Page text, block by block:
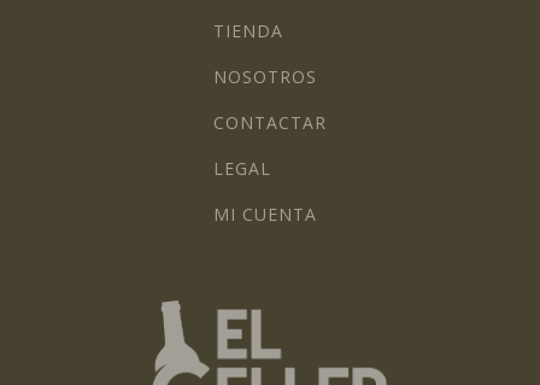
TIENDA
NOSOTROS
CONTACTAR
LEGAL
MI CUENTA